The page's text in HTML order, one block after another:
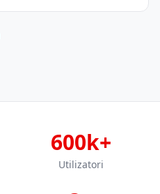
600k+
Utilizatori